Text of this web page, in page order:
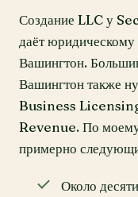
Создание LLC у
даёт юридическому
Вашингтон.
Вашингтон также
Business
Revenue. По моему
примерно
Около